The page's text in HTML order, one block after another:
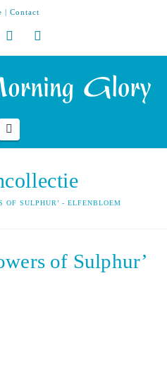
| Contact
OF SULPHUR’ - ELFENBLOEM
of Sulphur’